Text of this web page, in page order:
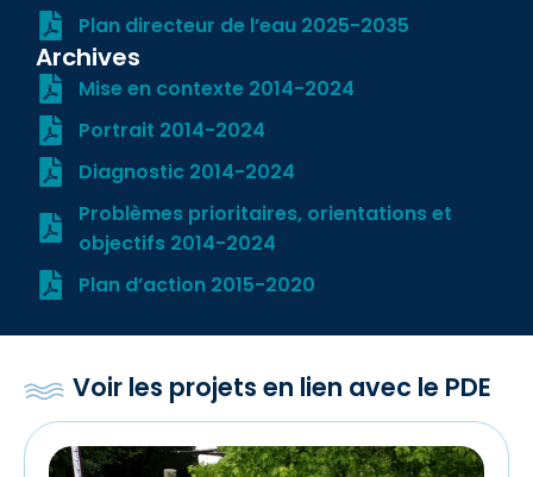
Plan directeur de l’eau 2025-2035
Archives
Mise en contexte 2014-2024
Portrait 2014-2024
Diagnostic 2014-2024
Problèmes prioritaires, orientations et
objectifs 2014-2024
Plan d’action 2015-2020
Voir les projets en lien avec le PDE